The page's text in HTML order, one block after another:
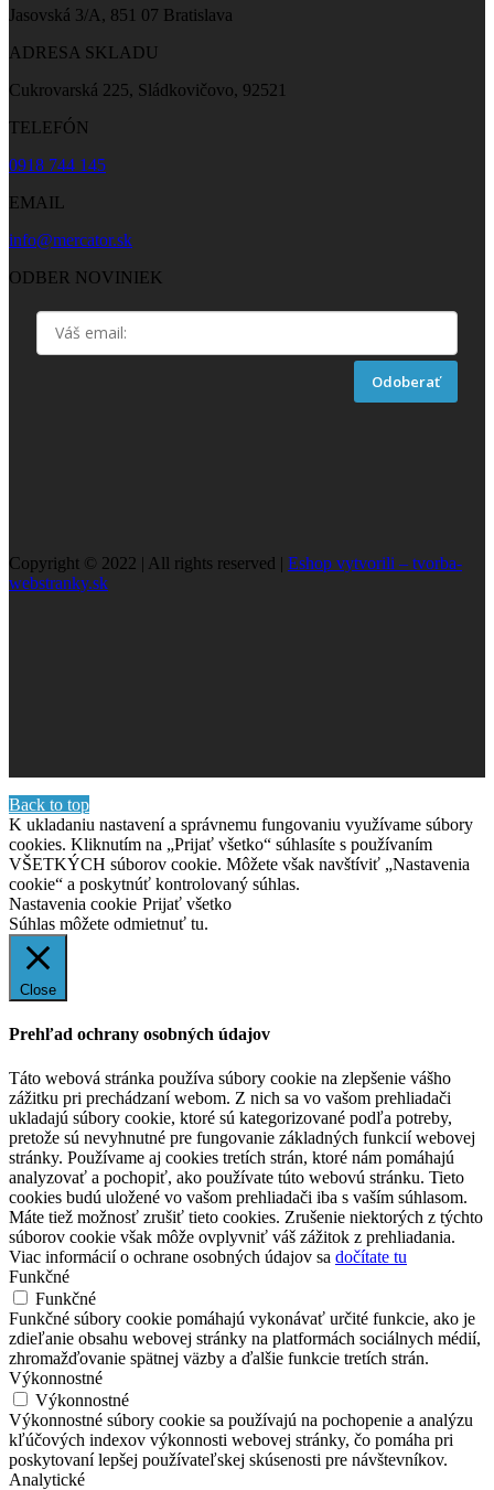
Jasovská 3/A, 851 07 Bratislava
ADRESA SKLADU
Cukrovarská 225, Sládkovičovo, 92521
TELEFÓN
0918 744 145
EMAIL
info@mercator.sk
ODBER NOVINIEK
Odoberať
Copyright © 2022 | All rights reserved | Eshop vytvorili – tvorba-
webstranky.sk
Back to top
K ukladaniu nastavení a správnemu fungovaniu využívame súbory
cookies. Kliknutím na „Prijať všetko“ súhlasíte s používaním
VŠETKÝCH súborov cookie. Môžete však navštíviť „Nastavenia
cookie“ a poskytnúť kontrolovaný súhlas.
Nastavenia cookie Prijať všetko
Súhlas môžete odmietnuť tu.
Close
Prehľad ochrany osobných údajov
Táto webová stránka používa súbory cookie na zlepšenie vášho
zážitku pri prechádzaní webom. Z nich sa vo vašom prehliadači
ukladajú súbory cookie, ktoré sú kategorizované podľa potreby,
pretože sú nevyhnutné pre fungovanie základných funkcií webovej
stránky. Používame aj cookies tretích strán, ktoré nám pomáhajú
analyzovať a pochopiť, ako používate túto webovú stránku. Tieto
cookies budú uložené vo vašom prehliadači iba s vaším súhlasom.
Máte tiež možnosť zrušiť tieto cookies. Zrušenie niektorých z týchto
súborov cookie však môže ovplyvniť váš zážitok z prehliadania.
Viac informácií o ochrane osobných údajov sa dočítate tu
Funkčné
Funkčné
Funkčné súbory cookie pomáhajú vykonávať určité funkcie, ako je
zdieľanie obsahu webovej stránky na platformách sociálnych médií,
zhromažďovanie spätnej väzby a ďalšie funkcie tretích strán.
Výkonnostné
Výkonnostné
Výkonnostné súbory cookie sa používajú na pochopenie a analýzu
kľúčových indexov výkonnosti webovej stránky, čo pomáha pri
poskytovaní lepšej používateľskej skúsenosti pre návštevníkov.
Analytické